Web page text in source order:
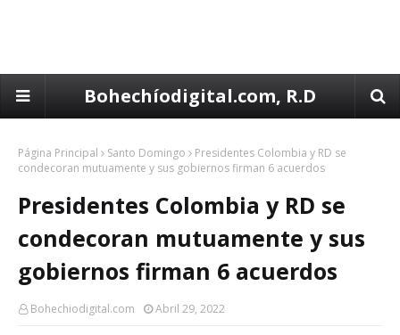
Bohechíodigital.com, R.D
Página Principal Santo Domingo
Presidentes Colombia y RD se
condecoran mutuamente y sus gobiernos firman 6 acuerdos
Presidentes Colombia y RD se
condecoran mutuamente y sus
gobiernos firman 6 acuerdos
Bohechiodigital.com Abril 29, 2022